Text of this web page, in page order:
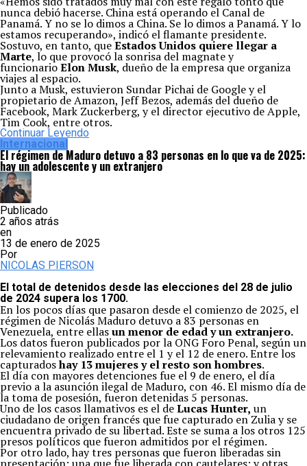
nunca debió hacerse. China está operando el Canal de
Panamá. Y no se lo dimos a China. Se lo dimos a Panamá. Y lo
estamos recuperando», indicó el flamante presidente.
Sostuvo, en tanto, queEstados Unidos quiere llegar a
Marte, lo que provocó la sonrisa del magnate y
funcionarioElon Musk, dueño de la empresa que organiza
viajes al espacio.
Junto a Musk, estuvieron Sundar Pichai de Google y el
propietario de Amazon, Jeff Bezos, además del dueño de
Facebook, Mark Zuckerberg, y el director ejecutivo de Apple,
Tim Cook, entre otros.
Continuar Leyendo
Internacional
El régimen de Maduro detuvo a 83 personas en lo que va de 2025:
hay un adolescente y un extranjero
Publicado
2 años atrás
en
13 de enero de 2025
Por
NICOLAS PIERSON
El total de detenidos desde las elecciones del 28 de julio
de 2024 supera los 1700.
En los pocos días que pasaron desde el comienzo de 2025, el
régimen de Nicolás Maduro detuvo a 83 personas en
Venezuela, entre ellasun menor de edad y un extranjero.
Los datos fueron publicados por la ONG Foro Penal, según un
relevamiento realizado entre el 1 y el 12 de enero. Entre los
capturadoshay 13 mujeres y el resto son hombres.
El día con mayores detenciones fue el 9 de enero, el día
previo a la asunción ilegal de Maduro, con 46. El mismo día de
la toma de posesión, fueron detenidas 5 personas.
Uno de los casos llamativos es el deLucas Hunter, un
ciudadano de origen francés que fue capturado en Zulia y se
encuentra privado de su libertad. Este se suma a los otros 125
presos políticos que fueron admitidos por el régimen.
Por otro lado, hay tres personas que fueron liberadas sin